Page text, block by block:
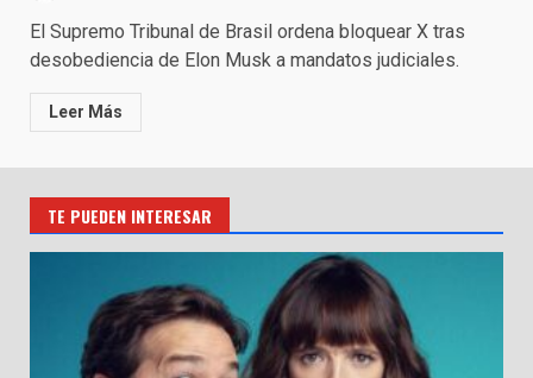
El Supremo Tribunal de Brasil ordena bloquear X tras
desobediencia de Elon Musk a mandatos judiciales.
Leer Más
TE PUEDEN INTERESAR